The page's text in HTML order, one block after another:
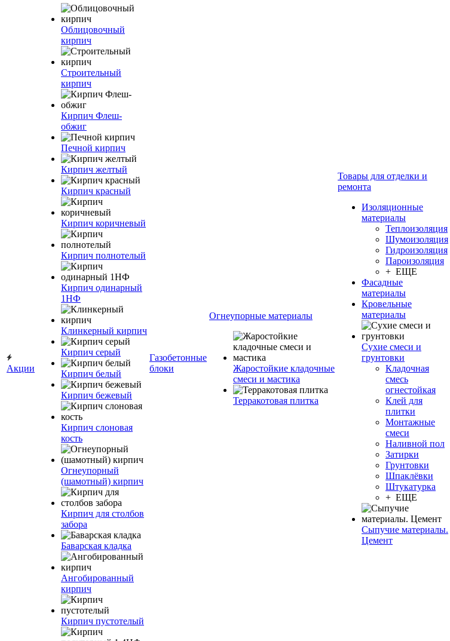
Акции
Облицовочный
кирпич
Строительный
кирпич
Кирпич Флеш-
обжиг
Печной кирпич
Кирпич желтый
Кирпич красный
Кирпич коричневый
Кирпич полнотелый
Кирпич одинарный
1НФ
Клинкерный кирпич
Кирпич серый
Кирпич белый
Кирпич бежевый
Кирпич слоновая
кость
Огнеупорный
(шамотный) кирпич
Кирпич для столбов
забора
Баварская кладка
Ангобированный
кирпич
Кирпич пустотелый
Газобетонные
блоки
Огнеупорные материалы
Жаростойкие кладочные
смеси и мастика
Терракотовая плитка
Товары для отделки и
ремонта
Изоляционные
материалы
Теплоизоляция
Шумоизоляция
Гидроизоляция
Пароизоляция
+ ЕЩЕ
Фасадные
материалы
Кровельные
материалы
Сухие смеси и
грунтовки
Кладочная
смесь
огнестойкая
Клей для
плитки
Монтажные
смеси
Наливной пол
Затирки
Грунтовки
Шпаклёвки
Штукатурка
+ ЕЩЕ
Сыпучие материалы.
Цемент